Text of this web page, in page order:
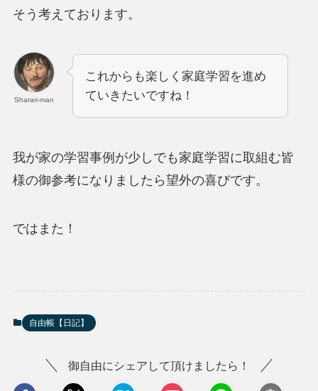
そう考えております。
Sharari-man
これからも楽しく家庭学習を進め
ていきたいですね！
我が家の学習事例が少しでも家庭学習に取組む皆
様の御参考になりましたら望外の喜びです。
ではまた！
自由帳【日記】
御自由にシェアして頂けましたら！